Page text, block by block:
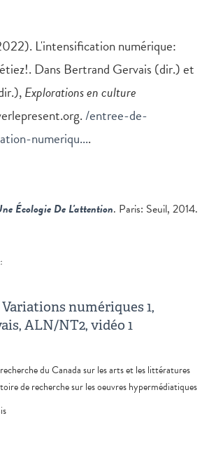
L'intensification numérique:
Dans Bertrand Gervais (dir.) et
Explorations en culture
/entree-de-
numeriqu....
Écologie De L'attention. Paris: Seuil, 2014.
numériques 1,
ALN/NT2, vidéo 1
du Canada sur les arts et les littératures
de recherche sur les oeuvres hypermédiatiques